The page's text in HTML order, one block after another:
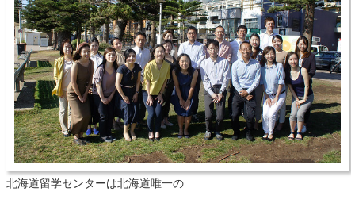
北海道留学センターは北海道唯一の